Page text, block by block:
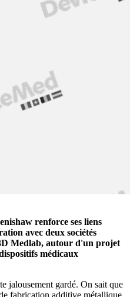
renforce ses liens
avec deux sociétés
Medlab, autour d'un projet
médicaux
jalousement gardé. On sait que